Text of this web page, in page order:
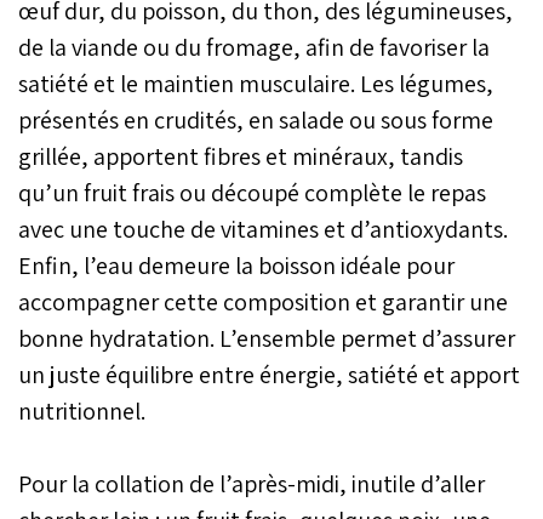
œuf dur, du poisson, du thon, des légumineuses,
de la viande ou du fromage, afin de favoriser la
satiété et le maintien musculaire. Les légumes,
présentés en crudités, en salade ou sous forme
grillée, apportent fibres et minéraux, tandis
qu’un fruit frais ou découpé complète le repas
avec une touche de vitamines et d’antioxydants.
Enfin, l’eau demeure la boisson idéale pour
accompagner cette composition et garantir une
bonne hydratation. L’ensemble permet d’assurer
un juste équilibre entre énergie, satiété et apport
nutritionnel.
Pour la collation de l’après-midi, inutile d’aller